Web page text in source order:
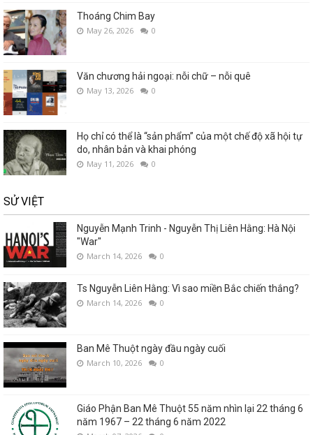
Thoáng Chim Bay
May 26, 2026 0
Văn chương hải ngoại: nỗi chữ – nỗi quê
May 13, 2026 0
Họ chỉ có thể là “sản phẩm” của một chế độ xã hội tự
do, nhân bản và khai phóng
May 11, 2026 0
SỬ VIỆT
Nguyễn Mạnh Trinh - Nguyễn Thị Liên Hằng: Hà Nội
"War"
March 14, 2026 0
Ts Nguyễn Liên Hằng: Vì sao miền Bắc chiến thắng?
March 14, 2026 0
Ban Mê Thuột ngày đầu ngày cuối
March 10, 2026 0
Giáo Phận Ban Mê Thuột 55 năm nhìn lại 22 tháng 6
năm 1967 – 22 tháng 6 năm 2022